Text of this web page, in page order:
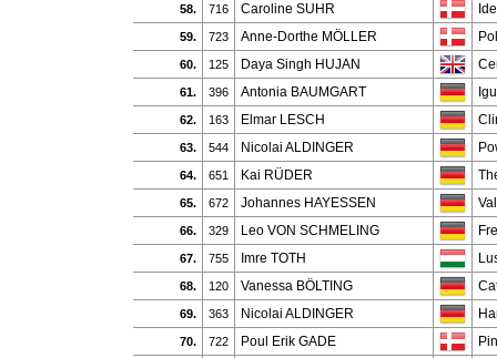
58. 716 Caroline SUHR
59. 723 Anne-Dorthe MÖLLER
60. 125 Daya Singh HUJAN
61. 396 Antonia BAUMGART
62. 163 Elmar LESCH
63. 544 Nicolai ALDINGER
64. 651 Kai RÜDER
65. 672 Johannes HAYESSEN
66. 329 Leo VON SCHMELING
67. 755 Imre TOTH
68. 120 Vanessa BÖLTING
69. 363 Nicolai ALDINGER
70. 722 Poul Erik GADE